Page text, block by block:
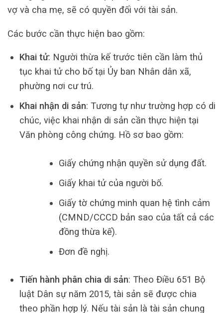
vợ và cha mẹ, sẽ có quyền đối với tài sản.
Các bước cần thực hiện bao gồm:
Khai tử: Người thừa kế trước tiên cần làm thủ
tục khai tử cho bố tại Ủy ban Nhân dân xã,
phường nơi cư trú.
Khai nhận di sản: Tương tự như trường hợp có di
chúc, việc khai nhận di sản cần thực hiện tại
Văn phòng công chứng. Hồ sơ bao gồm:
Giấy chứng nhận quyền sử dụng đất.
Giấy khai tử của người bố.
Giấy tờ chứng minh quan hệ tình cảm
(CMND/CCCD bản sao của tất cả các
đồng thừa kế).
Đơn đề nghị.
Tiến hành phân chia di sản: Theo Điều 651 Bộ
luật Dân sự năm 2015, tài sản sẽ được chia
theo phần hợp lý. Nếu tài sản là tài sản chung